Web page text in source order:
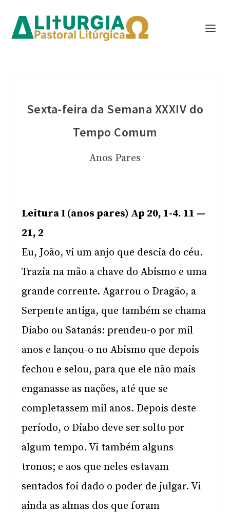
Sexta-feira da Semana XXXIV do
Tempo Comum
Anos Pares
Leitura I (anos pares) Ap 20, 1-4. 11 —
21, 2
Eu, João, vi um anjo que descia do céu.
Trazia na mão a chave do Abismo e uma
grande corrente. Agarrou o Dragão, a
Serpente antiga, que também se chama
Diabo ou Satanás: prendeu-o por mil
anos e lançou-o no Abismo que depois
fechou e selou, para que ele não mais
enganasse as nações, até que se
completassem mil anos. Depois deste
período, o Diabo deve ser solto por
algum tempo. Vi também alguns
tronos; e aos que neles estavam
sentados foi dado o poder de julgar. Vi
ainda as almas dos que foram